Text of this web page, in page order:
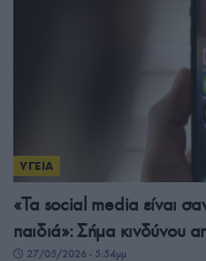
ΥΓΕΙΑ
«Τα social media είναι
παιδιά»: Σήμα κινδύνου
27/05/2026 - 5:54μμ